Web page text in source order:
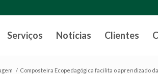
Serviços Notícias Clientes
/ Composteira Ecopedagógica facilita o aprendizado